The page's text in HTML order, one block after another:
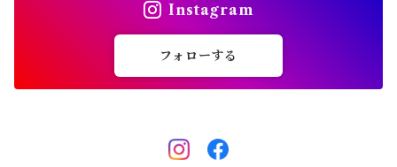
Instagram
フォローする